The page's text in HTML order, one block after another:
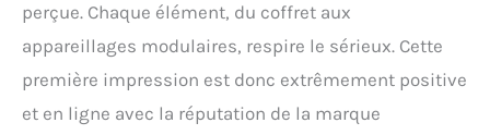
perçue. Chaque élément, du coffret aux
appareillages modulaires, respire le sérieux. Cette
première impression est donc extrêmement positive
et en ligne avec la réputation de la marque